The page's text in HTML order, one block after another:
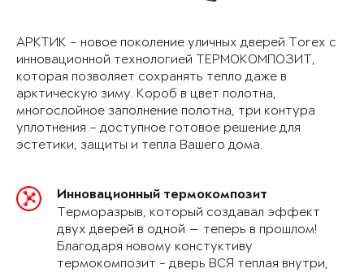
АРКТИК – новое поколение уличных дверей Torex с
инновационной технологией ТЕРМОКОМПОЗИТ,
которая позволяет сохранять тепло даже в
арктическую зиму. Короб в цвет полотна,
многослойное заполнение полотна, три контура
уплотнения – доступное готовое решение для
эстетики, защиты и тепла Вашего дома.
Инновационный термокомпозит
Терморазрыв, который создавал эффект
двух дверей в одной — теперь в прошлом!
Благодаря новому констуктиву
термокомпозит - дверь ВСЯ теплая внутри,